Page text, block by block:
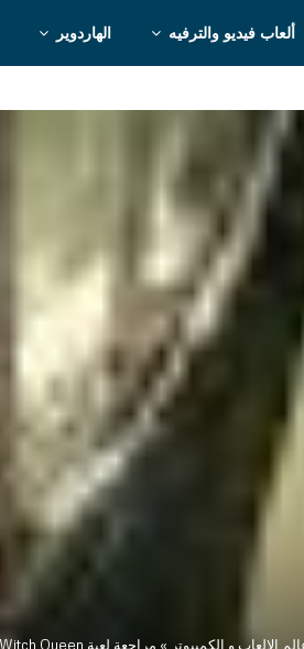
ألعاب فيديو والترفيه الهاردوير
الالعاب و الكمبيوتر » مراجعة لعبة Destiny 2: The Witch Queen